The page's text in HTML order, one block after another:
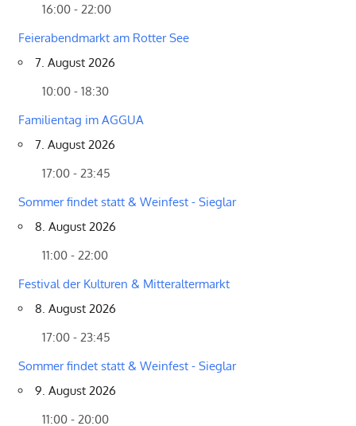
16:00 - 22:00
Feierabendmarkt am Rotter See
7. August 2026
10:00 - 18:30
Familientag im AGGUA
7. August 2026
17:00 - 23:45
Sommer findet statt & Weinfest - Sieglar
8. August 2026
11:00 - 22:00
Festival der Kulturen & Mitteraltermarkt
8. August 2026
17:00 - 23:45
Sommer findet statt & Weinfest - Sieglar
9. August 2026
11:00 - 20:00